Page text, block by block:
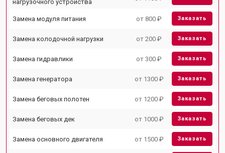
нагрузочного устройства
Замена модуля питания от 800 ₽ Заказать
Замена колодочной нагрузки от 200 ₽ Заказать
Замена гидравлики от 300 ₽ Заказать
Замена генератора от 1300 ₽ Заказать
Замена беговых полотен от 1200 ₽ Заказать
Замена беговых дек от 1000 ₽ Заказать
Замена основного двигателя от 1500 ₽ Заказать